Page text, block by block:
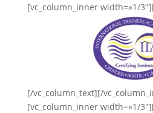
[vc_column_inner width=»1/
[/vc_column_text][/
[vc_column_inner width=»1/